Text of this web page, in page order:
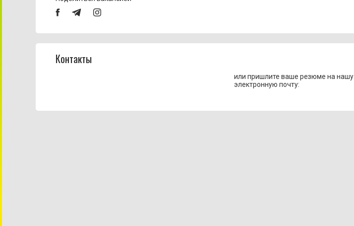
Контакты
или пришлите ваше резюме на нашу
электронную почту: